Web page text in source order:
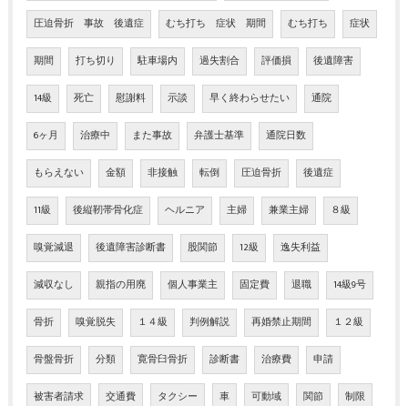
圧迫骨折 事故 後遺症 むち打ち 症状 期間 むち打ち 症状
期間 打ち切り 駐車場内 過失割合 評価損 後遺障害
14級 死亡 慰謝料 示談 早く終わらせたい 通院
6ヶ月 治療中 また事故 弁護士基準 通院日数
もらえない 金額 非接触 転倒 圧迫骨折 後遺症
11級 後縦靭帯骨化症 ヘルニア 主婦 兼業主婦 ８級
嗅覚減退 後遺障害診断書 股関節 12級 逸失利益
減収なし 親指の用廃 個人事業主 固定費 退職 14級9号
骨折 嗅覚脱失 １４級 判例解説 再婚禁止期間 １２級
骨盤骨折 分類 寛骨臼骨折 診断書 治療費 申請
被害者請求 交通費 タクシー 車 可動域 関節 制限